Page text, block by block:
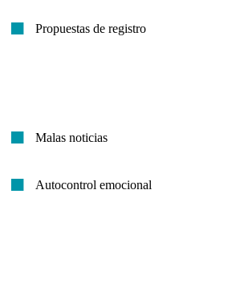
Propuestas de registro
Malas noticias
Autocontrol emocional